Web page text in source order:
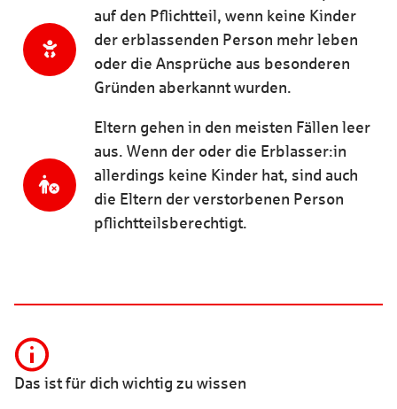
auf den Pflichtteil, wenn keine Kinder
der erblassenden Person mehr leben
oder die Ansprüche aus besonderen
Gründen aberkannt wurden.
Eltern gehen in den meisten Fällen leer
aus. Wenn der oder die Erblasser:in
allerdings keine Kinder hat, sind auch
die Eltern der verstorbenen Person
pflichtteilsberechtigt.
Das ist für dich wichtig zu wissen